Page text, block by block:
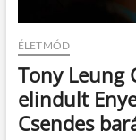
ÉLETMÓD
Tony Leung
elindult
Csendes